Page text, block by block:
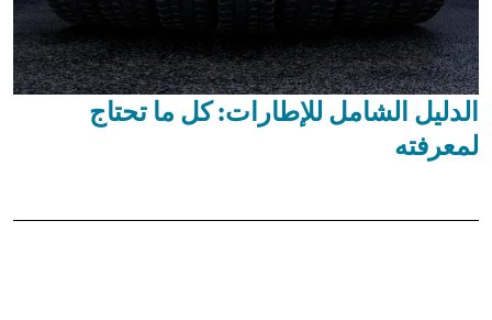
الدليل الشامل للإطارات: كل ما تحتاج
لمعرفته